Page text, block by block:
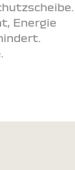
Energie